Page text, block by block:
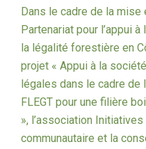
Dans le cadre de la
Partenariat pour l’appui
la légalité forestière en
projet « Appui à la
légales dans le cadre de
FLEGT pour une filière
», l’association
communautaire et la